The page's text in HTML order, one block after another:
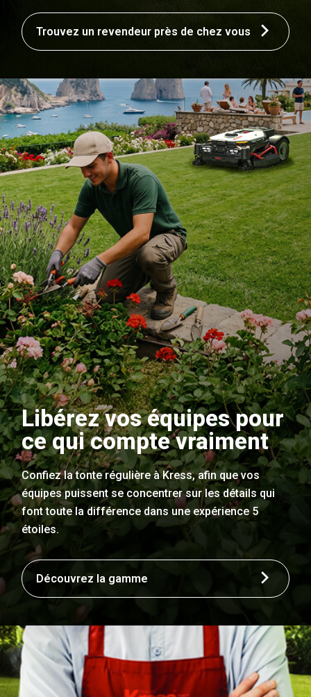
Trouvez un revendeur près de chez vous
Libérez vos équipes pour
ce qui compte vraiment
Confiez la tonte régulière à Kress, afin que vos
équipes puissent se concentrer sur les détails qui
font toute la différence dans une expérience 5
étoiles.
Découvrez la gamme